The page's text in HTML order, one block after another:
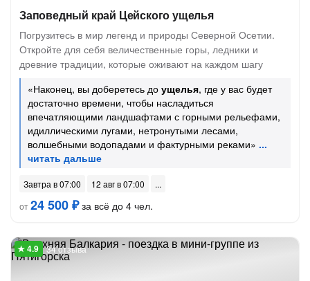
Заповедный край Цейского ущелья
Погрузитесь в мир легенд и природы Северной Осетии.
Откройте для себя величественные горы, ледники и
древние традиции, которые оживают на каждом шагу
«Наконец, вы доберетесь до ущелья, где у вас будет
достаточно времени, чтобы насладиться
впечатляющими ландшафтами с горными рельефами,
идиллическими лугами, нетронутыми лесами,
волшебными водопадами и фактурными реками»
Завтра в 07:00
12 авг в 07:00
от24 500 ₽за всё до 4 чел.
34 отзыва